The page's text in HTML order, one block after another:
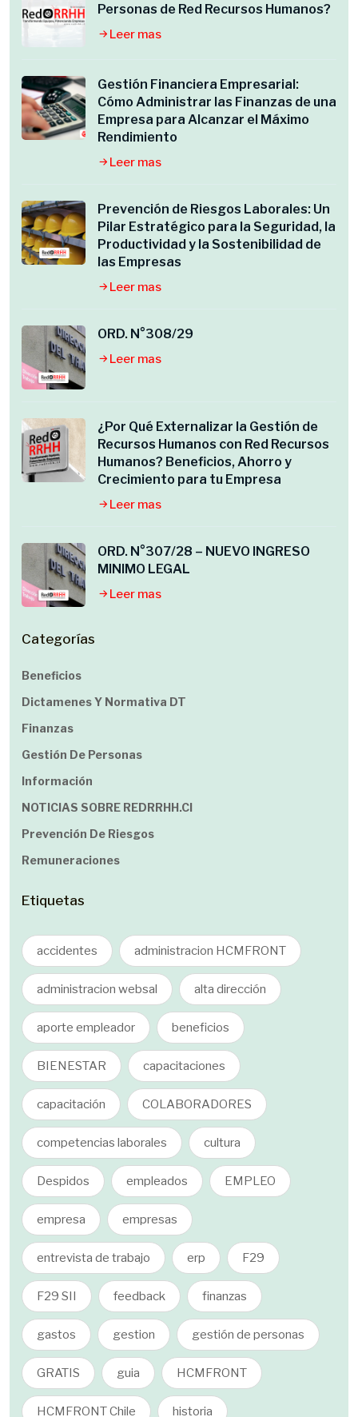
Personas de Red Recursos Humanos?
Leer mas
Gestión Financiera Empresarial:
Cómo Administrar las Finanzas de una
Empresa para Alcanzar el Máximo
Rendimiento
Leer mas
Prevención de Riesgos Laborales: Un
Pilar Estratégico para la Seguridad, la
Productividad y la Sostenibilidad de
las Empresas
Leer mas
ORD. N°308/29
Leer mas
¿Por Qué Externalizar la Gestión de
Recursos Humanos con Red Recursos
Humanos? Beneficios, Ahorro y
Crecimiento para tu Empresa
Leer mas
ORD. N°307/28 – NUEVO INGRESO
MINIMO LEGAL
Leer mas
Categorías
Beneficios
Dictamenes Y Normativa DT
Finanzas
Gestión De Personas
Información
NOTICIAS SOBRE REDRRHH.cl
Prevención De Riesgos
Remuneraciones
Etiquetas
accidentes administracion HCMFRONT
administracion websal alta dirección
aporte empleador beneficios
BIENESTAR capacitaciones
capacitación COLABORADORES
competencias laborales cultura
Despidos empleados EMPLEO
empresa empresas
entrevista de trabajo erp F29
F29 SII feedback finanzas
gastos gestion gestión de personas
GRATIS guia HCMFRONT
HCMFRONT Chile historia